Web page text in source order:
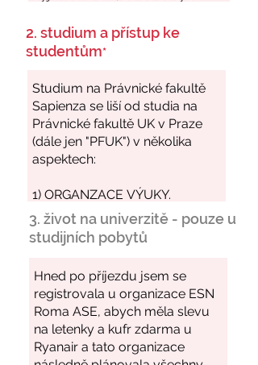
2. studium a přístup ke
studentům*
3. život na univerzitě - pouze u
studijních pobytů